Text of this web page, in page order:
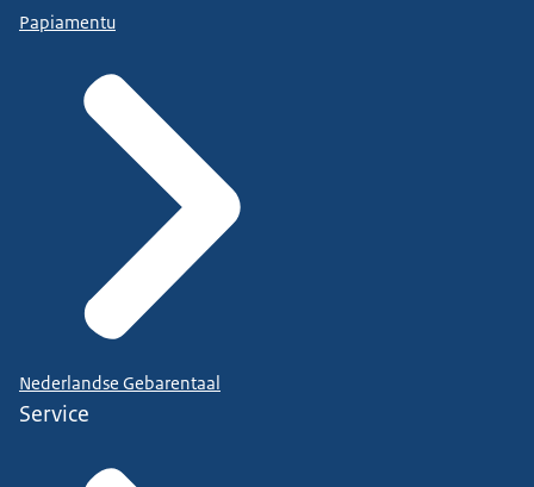
Papiamentu
Nederlandse Gebarentaal
Service